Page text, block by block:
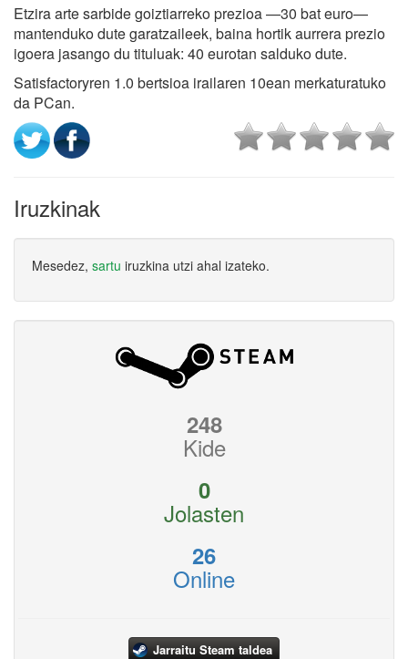
Etzira arte sarbide goiztiarreko prezioa —30 bat euro—
mantenduko dute garatzaileek, baina hortik aurrera prezio
igoera jasango du tituluak: 40 eurotan salduko dute.
Satisfactoryren 1.0 bertsioa irailaren 10ean merkaturatuko
da PCan.
Iruzkinak
Mesedez, sartu iruzkina utzi ahal izateko.
248
Kide
0
Jolasten
26
Online
Jarraitu Steam taldea